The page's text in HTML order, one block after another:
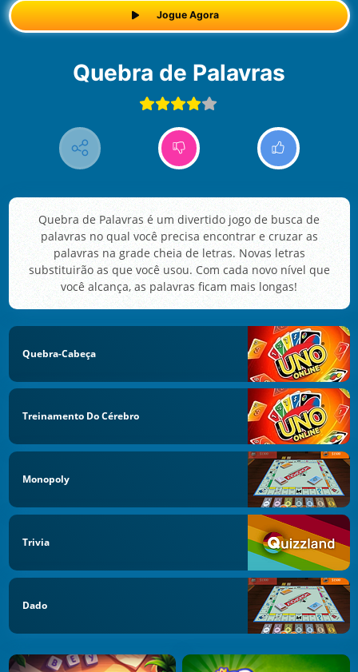
Jogue Agora
Quebra de Palavras
Quebra de Palavras é um divertido jogo de busca de
palavras no qual você precisa encontrar e cruzar as
palavras na grade cheia de letras. Novas letras
substituirão as que você usou. Com cada novo nível que
você alcança, as palavras ficam mais longas!
Quebra-Cabeça
Treinamento Do Cérebro
Monopoly
Trivia
Dado